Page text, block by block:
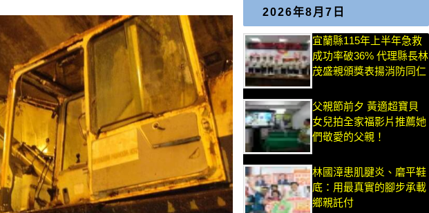
2026年8月7日
宜蘭縣115年上半年急救
成功率破36% 代理縣長林
茂盛親頒獎表揚消防同仁
父親節前夕 黃適超寶貝
女兒拍全家福影片推薦她
們敬愛的父親！
林國漳患肌腱炎、磨平鞋
底：用最真實的腳步承載
鄉親託付